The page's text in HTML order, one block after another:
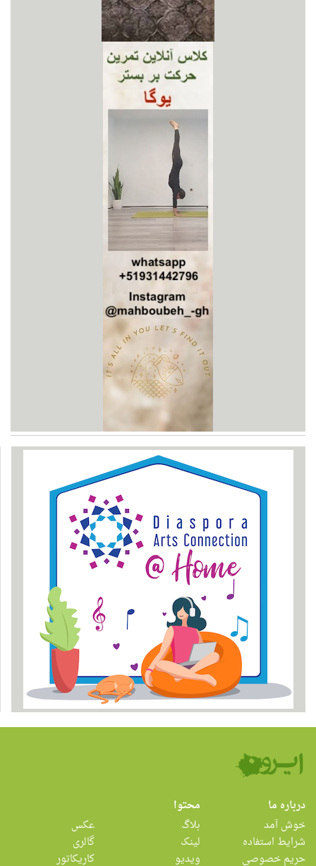
درباره ما
خوش آمد
شرایط استفاده
حریم خصوصی
محتوا
بلاگ
لینک
ویدیو
عکس
گالری
کاریکاتور